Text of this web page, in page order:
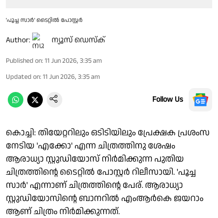
'പൂച്ച സാർ' ടൈറ്റിൽ പോസ്റ്റർ
Author: ന്യൂസ് ഡെസ്ക്
Published on: 11 Jun 2026, 3:35 am
Updated on: 11 Jun 2026, 3:35 am
Follow Us
കൊച്ചി: തിയേറ്ററിലും ഒടിടിയിലും പ്രേക്ഷക പ്രശംസ
നേടിയ 'എക്കോ' എന്ന ചിത്രത്തിനു ശേഷം
ആരാധ്യാ സ്റ്റുഡിയോസ് നിർമിക്കുന്ന പുതിയ
ചിത്രത്തിന്റെ ടൈറ്റിൽ പോസ്റ്റർ റിലീസായി. 'പൂച്ച
സാർ' എന്നാണ് ചിത്രത്തിന്റെ പേര്. ആരാധ്യാ
സ്റ്റുഡിയോസിന്റെ ബാനറിൽ എംആർകെ ജയറാം
ആണ് ചിത്രം നിർമിക്കുന്നത്.